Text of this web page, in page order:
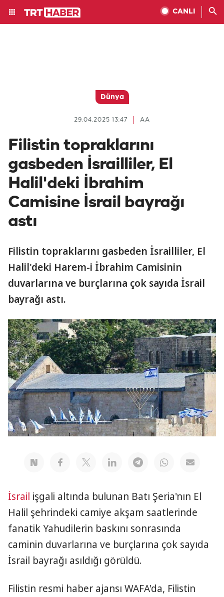
CANLI
Dünya
AA
29.04.2025 13:47
Filistin topraklarını
gasbeden İsrailliler, El
Halil'deki İbrahim
Camisine İsrail bayrağı
astı
Filistin topraklarını gasbeden İsrailliler, El
Halil'deki Harem-i İbrahim Camisinin
duvarlarına ve burçlarına çok sayıda İsrail
bayrağı astı.
İsrail işgali altında bulunan Batı Şeria'nın El
Halil şehrindeki camiye akşam saatlerinde
fanatik Yahudilerin baskını sonrasında
caminin duvarlarına ve burçlarına çok sayıda
İsrail bayrağı asıldığı görüldü.
Filistin resmi haber ajansı WAFA'da, Filistin